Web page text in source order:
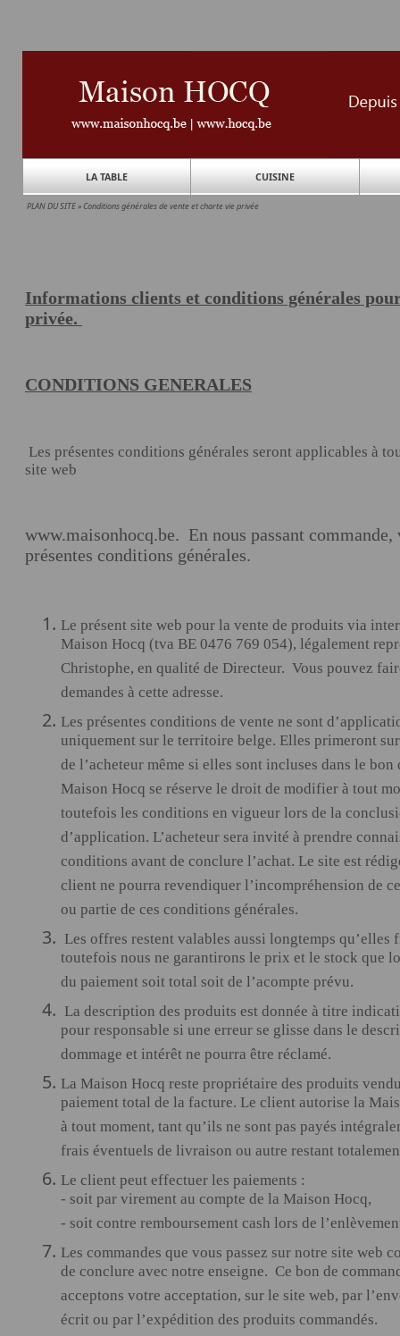
LA TABLE CUISINE
PLAN DU SITE»Conditions générales de vente et charte vie privée
Informations clients et conditions générales
privée.
CONDITIONS GENERALES
Les présentes conditions générales seront applicables à
site web
www.maisonhocq.be. En nous passant
présentes conditions générales.
Le présent site web pour la vente de produits via
Maison Hocq (tva BE 0476 769 054), légalement
Christophe, en qualité de Directeur. Vous pouvez
demandes à cette adresse.
Les présentes conditions de vente ne sont
uniquement sur le territoire belge. Elles primeront
de l’acheteur même si elles sont incluses dans le
Maison Hocq se réserve le droit de modifier à tout
toutefois les conditions en vigueur lors de la
d’application. L’acheteur sera invité à prendre
conditions avant de conclure l’achat. Le site est
client ne pourra revendiquer l’incompréhension de
ou partie de ces conditions générales.
Les offres restent valables aussi longtemps qu’elles
toutefois nous ne garantirons le prix et le stock que
du paiement soit total soit de l’acompte prévu.
La description des produits est donnée à titre
pour responsable si une erreur se glisse dans le
dommage et intérêt ne pourra être réclamé.
La Maison Hocq reste propriétaire des produits
paiement total de la facture. Le client autorise la
à tout moment, tant qu’ils ne sont pas payés
frais éventuels de livraison ou autre restant
Le client peut effectuer les paiements :
- soit par virement au compte de la Maison Hocq,
- soit contre remboursement cash lors de
Les commandes que vous passez sur notre site web
de conclure avec notre enseigne. Ce bon de
acceptons votre acceptation, sur le site web, par
écrit ou par l’expédition des produits commandés.